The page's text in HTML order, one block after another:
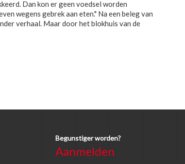
Dan kon er geen voedsel worden
wegens gebrek aan eten." Na een beleg van
verhaal. Maar door het blokhuis van de
Begunstiger worden?
Aanmelden